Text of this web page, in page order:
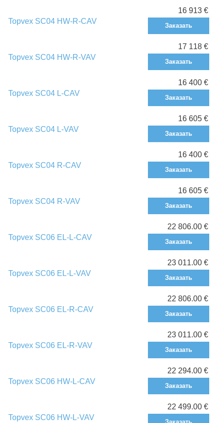
Topvex SC04 HW-R-CAV
16 913 €
Заказать
Topvex SC04 HW-R-VAV
17 118 €
Заказать
Topvex SC04 L-CAV
16 400 €
Заказать
Topvex SC04 L-VAV
16 605 €
Заказать
Topvex SC04 R-CAV
16 400 €
Заказать
Topvex SC04 R-VAV
16 605 €
Заказать
Topvex SC06 EL-L-CAV
22 806.00 €
Заказать
Topvex SC06 EL-L-VAV
23 011.00 €
Заказать
Topvex SC06 EL-R-CAV
22 806.00 €
Заказать
Topvex SC06 EL-R-VAV
23 011.00 €
Заказать
Topvex SC06 HW-L-CAV
22 294.00 €
Заказать
Topvex SC06 HW-L-VAV
22 499.00 €